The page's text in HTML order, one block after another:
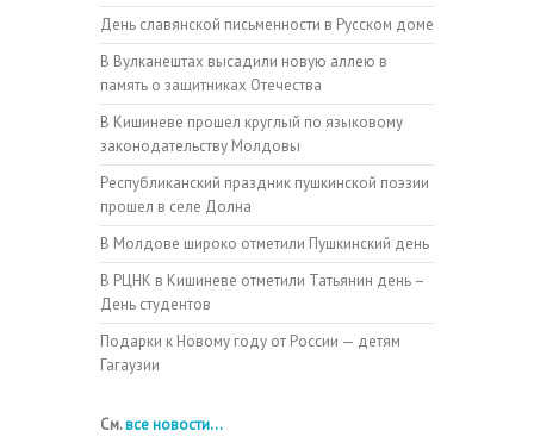
День славянской письменности в Русском доме
В Вулканештах высадили новую аллею в
память о защитниках Отечества
В Кишиневе прошел круглый по языковому
законодательству Молдовы
Республиканский праздник пушкинской поэзии
прошел в селе Долна
В Молдове широко отметили Пушкинский день
В РЦНК в Кишиневе отметили Татьянин день –
День студентов
Подарки к Новому году от России — детям
Гагаузии
См.все новости...